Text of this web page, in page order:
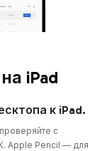
iPad
к iPad.
с
Apple Pencil — для